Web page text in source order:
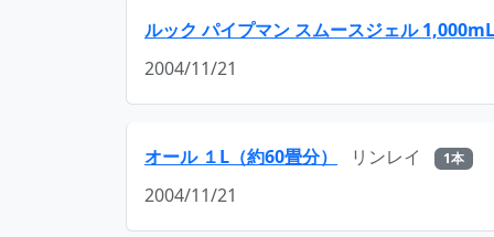
ルック パイプマン スムースジェル 1,000mL
2004/11/21
オール １L（約60畳分） リンレイ 1本
2004/11/21